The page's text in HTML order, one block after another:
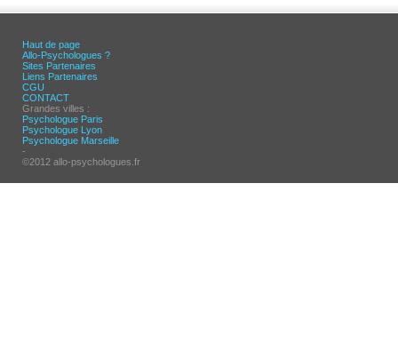
Haut de page
Allo-Psychologues ?
Sites Partenaires
Liens Partenaires
CGU
CONTACT
Grandes villes :
Psychologue Paris
Psychologue Lyon
Psychologue Marseille
-
©2012 allo-psychologues.fr